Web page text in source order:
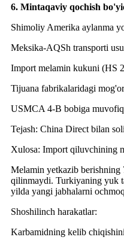
6. Mintaqaviy qochish
Shimoliy Amerika aylanma
Meksika-AQSh transporti
Import melamin kukuni (HS
Tijuana fabrikalaridagi mog'or
USMCA 4-B bobiga
Tejash: China Direct bilan
Xulosa: Import qiluvchining
Melamin yetkazib
qilinmaydi. Turkiyaning yuk
yilda yangi jabhalarni
Shoshilinch harakatlar:
Karbamidning kelib